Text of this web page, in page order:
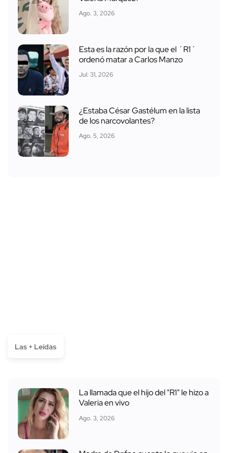
Ago. 3, 2026
Esta es la razón por la que el ´R1´
ordenó matar a Carlos Manzo
Jul. 31, 2026
¿Estaba César Gastélum en la lista
de los narcovolantes?
Ago. 5, 2026
Las + Leídas
La llamada que el hijo del "R1" le hizo a
Valeria en vivo
Ago. 3, 2026